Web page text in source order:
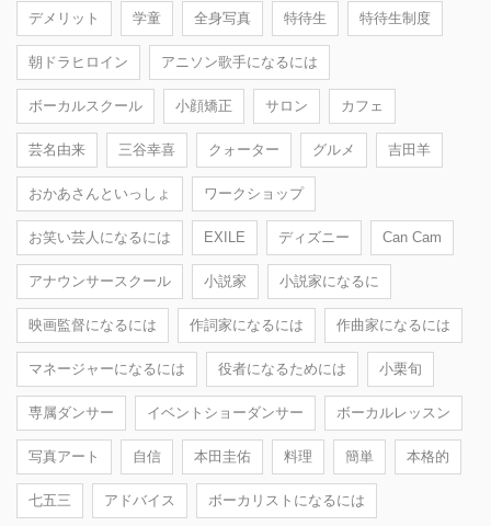
デメリット 学童 全身写真 特待生 特待生制度
朝ドラヒロイン アニソン歌手になるには
ボーカルスクール 小顔矯正 サロン カフェ
芸名由来 三谷幸喜 クォーター グルメ 吉田羊
おかあさんといっしょ ワークショップ
お笑い芸人になるには EXILE ディズニー Can Cam
アナウンサースクール 小説家 小説家になるに
映画監督になるには 作詞家になるには 作曲家になるには
マネージャーになるには 役者になるためには 小栗旬
専属ダンサー イベントショーダンサー ボーカルレッスン
写真アート 自信 本田圭佑 料理 簡単 本格的
七五三 アドバイス ボーカリストになるには